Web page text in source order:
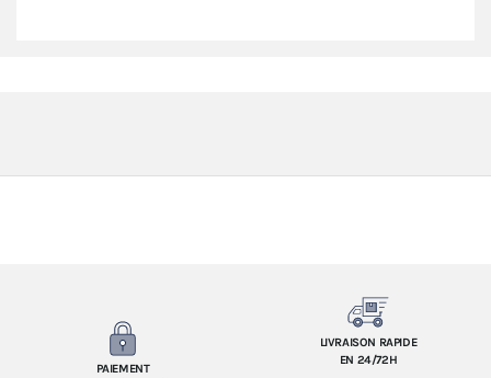
PAIEMENT
LIVRAISON RAPIDE
EN 24/72H